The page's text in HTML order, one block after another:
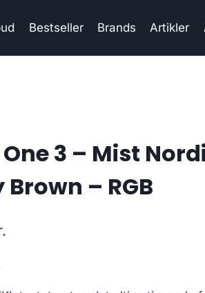
Bestseller Brands Artikler
3 – Mist
– RGB